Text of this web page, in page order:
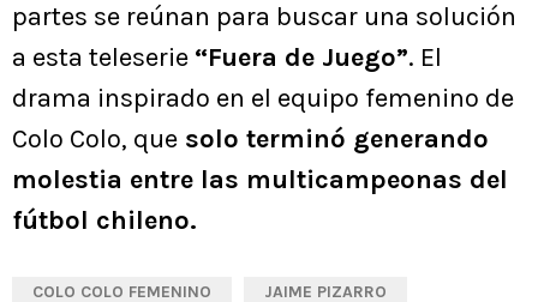
partes se reúnan para buscar una solución
a esta teleserie “Fuera de Juego”. El
drama inspirado en el equipo femenino de
Colo Colo, que solo terminó generando
molestia entre las multicampeonas del
fútbol chileno.
COLO COLO FEMENINO JAIME PIZARRO